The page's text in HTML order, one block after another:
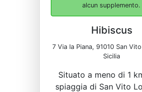
alcun supplemento.
Hibiscus
7 Via la Piana, 91010 San
Sicilia
Situato a meno di 1
spiaggia di San Vito